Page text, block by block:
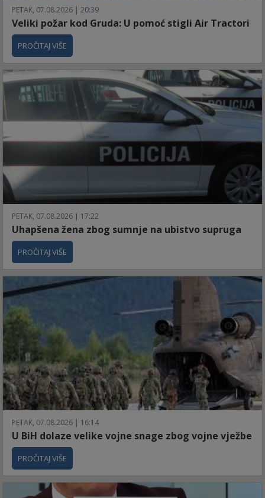
PETAK, 07.08.2026 | 20:39
Veliki požar kod Gruda: U pomoć stigli Air Tractori
PROČITAJ VIŠE
PETAK, 07.08.2026 | 17:22
Uhapšena žena zbog sumnje na ubistvo supruga
PROČITAJ VIŠE
PETAK, 07.08.2026 | 16:14
U BiH dolaze velike vojne snage zbog vojne vježbe
PROČITAJ VIŠE